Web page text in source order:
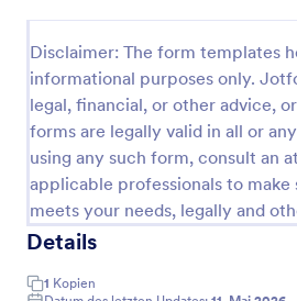
Disclaimer: The form templates
informational purposes only.
legal, financial, or other advice,
forms are legally valid in all or
using any such form, consult an
applicable professionals to
meets your needs, legally and
Details
1 Kopien
Vorlage
Vorschau